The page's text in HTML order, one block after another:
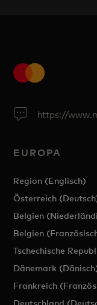
https://
EUROPA
Region (Englisch)
Österreich
Belgien
Belgien
Tschechische
Dänemark
Frankreich